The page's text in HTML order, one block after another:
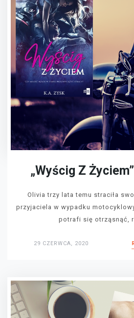
„Wyścig Z
Olivia trzy lata temu straciła
przyjaciela w wypadku
potrafi się otrząsnąć,
29 CZERWCA, 2020